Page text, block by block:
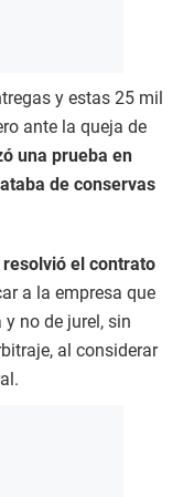
y estas 25 mil
ante la queja de
una prueba en
de conservas
el contrato
a la empresa que
no de jurel, sin
al considerar